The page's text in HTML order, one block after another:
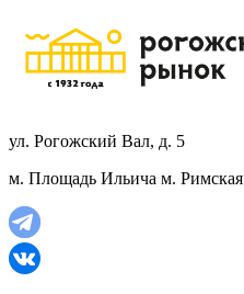
ул. Рогожский Вал, д. 5
м. Площадь Ильича м. Римская